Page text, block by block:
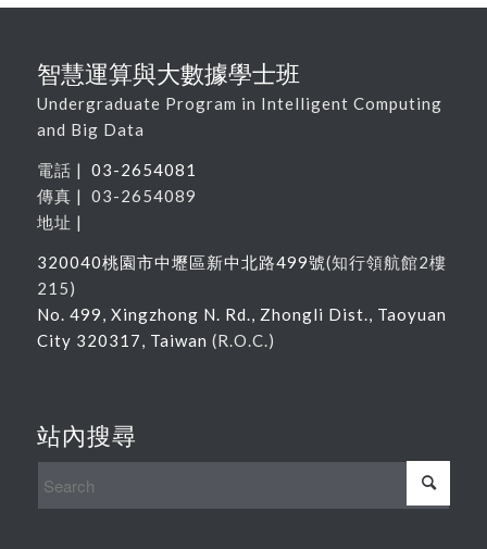
智慧運算與大數據學士班
Undergraduate Program in Intelligent Computing
and Big Data
電話 | 03-2654081
傳真 | 03-2654089
地址 |
320040桃園市中壢區新中北路499號(知行領航館2樓
215)
No. 499, Xingzhong N. Rd., Zhongli Dist., Taoyuan
City 320317, Taiwan (R.O.C.)
站內搜尋